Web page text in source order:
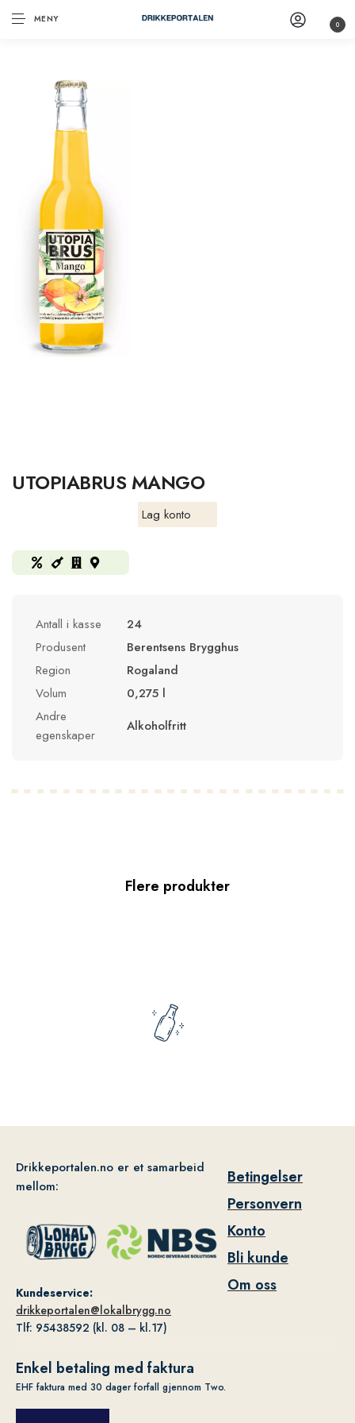
MENY 0
UTOPIABRUS MANGO
Lag konto
Antall i kasse
24
Produsent
Berentsens Brygghus
Region
Rogaland
Volum
0,275 l
Andre
egenskaper
Alkoholfritt
Flere produkter
Drikkeportalen.no er et samarbeid
mellom:
Kundeservice:
drikkeportalen@lokalbrygg.no
Tlf: 95438592 (kl. 08 – kl.17)
Betingelser
Personvern
Konto
Bli kunde
Om oss
Enkel betaling med faktura
EHF faktura med 30 dager forfall gjennom Two.